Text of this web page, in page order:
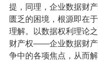
提，同理，企业数据财
匮乏的困境，根源即在
理解。以数据权利理论
财产权——企业数据财产
争中的各项焦点，从而